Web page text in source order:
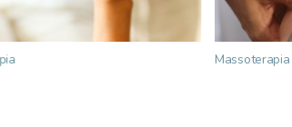
Massoterapia